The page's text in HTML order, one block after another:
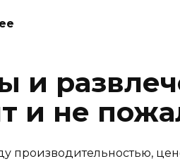
и
и не
производительностью,